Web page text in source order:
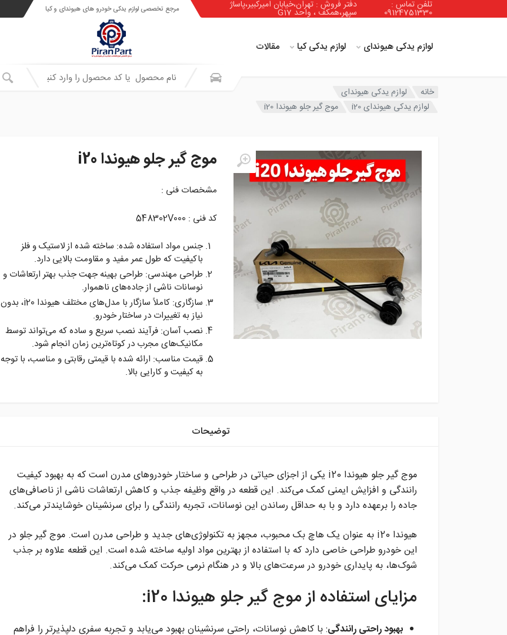
تلفن تماس :
09124751330
دفتر فروش : تهران،خیابان امیرکبیر،پاساژ
سپهر،همکف ، واحد G17
لوازم یدکی هیوندای لوازم یدکی کیا مقالات
مرجع تخصصی لوازم یدکی خودرو های هیوندای و کیا
خانه
لوازم یدکی هیوندای
لوازم یدکی هیوندای i20
موج گیر جلو هیوندا i20
موج گیر جلو هیوندا i20
مشخصات فنی :
کد فنی : 548302V000
جنس مواد استفاده شده: ساخته شده از لاستیک و فلز
باکیفیت که طول عمر مفید و مقاومت بالایی دارد.
طراحی مهندسی: طراحی بهینه جهت جذب بهتر ارتعاشات و
نوسانات ناشی از جاده‌های ناهموار.
سازگاری: کاملاً سازگار با مدل‌های مختلف هیوندا i20، بدون
نیاز به تغییرات در ساختار خودرو.
نصب آسان: فرآیند نصب سریع و ساده که می‌تواند توسط
مکانیک‌های مجرب در کوتاه‌ترین زمان انجام شود.
قیمت مناسب: ارائه شده با قیمتی رقابتی و مناسب، با توجه
به کیفیت و کارایی بالا.
توضیحات
موج گیر جلو هیوندا i20 یکی از اجزای حیاتی در طراحی و ساختار خودروهای مدرن است که به بهبود کیفیت
رانندگی و افزایش ایمنی کمک می‌کند. این قطعه در واقع وظیفه جذب و کاهش ارتعاشات ناشی از ناصافی‌های
جاده را برعهده دارد و با به حداقل رساندن این نوسانات، تجربه رانندگی را برای سرنشینان خوشایندتر می‌کند.
هیوندا i20 به عنوان یک هاچ بک محبوب، مجهز به تکنولوژی‌های جدید و طراحی مدرن است. موج گیر جلو در
این خودرو طراحی خاصی دارد که با استفاده از بهترین مواد اولیه ساخته شده است. این قطعه علاوه بر جذب
شوک‌ها، به پایداری خودرو در سرعت‌های بالا و در هنگام نرمی حرکت کمک می‌کند.
مزایای استفاده از موج گیر جلو هیوندا i20:
بهبود راحتی رانندگی: با کاهش نوسانات، راحتی سرنشینان بهبود می‌یابد و تجربه سفری دلپذیرتر را فراهم